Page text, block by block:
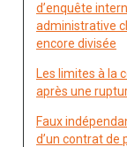
d’enquête
administrative
encore divisée
Les limites à la
après une
Faux
d’un contrat de